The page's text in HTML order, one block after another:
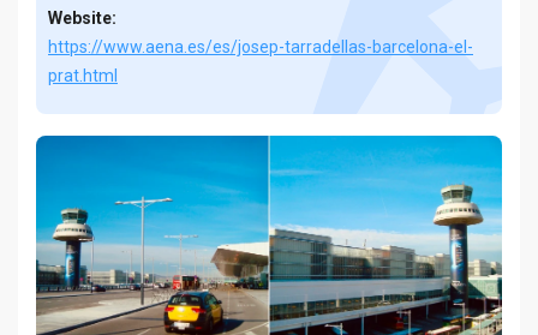
Website:
https://www.aena.es/es/josep-tarradellas-barcelona-el-
prat.html